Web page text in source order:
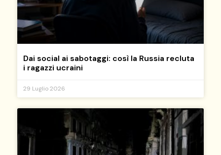
Dai social ai sabotaggi: così la Russia recluta
i ragazzi ucraini
29 Luglio 2026